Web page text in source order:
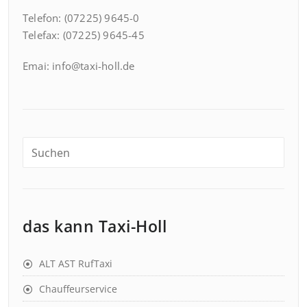
Telefon: (07225) 9645-0
Telefax: (07225) 9645-45
Emai: info@taxi-holl.de
das kann Taxi-Holl
ALT AST RufTaxi
Chauffeurservice